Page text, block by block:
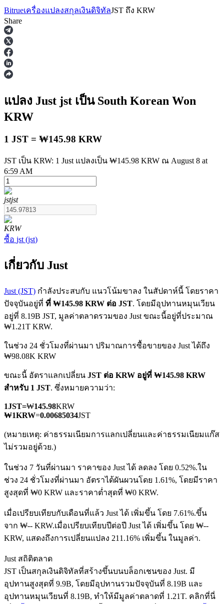
ฟิวเจอร์ส
ฟิวเจอร์ส COIN-M
ฟิวเจอร์สสกุลเงินดิจิทัล
อนุพันธ์ของหุ้น ฟอเร็กซ์ โลหะมีค่า และสินค้าโภคภัณฑ์
ฟิวเจอร์ส USDC
ฟิวเจอร์สที่ใช้ USDC เป็นหลักประกัน
Bitrueเครื่องแปลงสกุลเงินดิจิทัลJST ถึง KRW
Share
แปลง Just jst เป็น South Korean Won
KRW
1 JST = ₩145.98 KRW
JST เป็น KRW: 1 Just แปลงเป็น ₩145.98 KRW ณ August 8 at
6:59 AM
jstjst
KRW
ซื้อ jst (jst)
เกี่ยวกับ Just
Just (JST) กำลังประสบกับ แนวโน้มขาลง ในสัปดาห์นี้ โดยราคา
ปัจจุบันอยู่ที่ ที่ ₩145.98 KRW ต่อ JST. โดยมีอุปทานหมุนเวียน
อยู่ที่ 8.19B JST, มูลค่าตลาดรวมของ Just ขณะนี้อยู่ที่ประมาณ
₩1.21T KRW.
ในช่วง 24 ชั่วโมงที่ผ่านมา ปริมาณการซื้อขายของ Just ได้ถึง
₩98.08K KRW
ขณะนี้ อัตราแลกเปลี่ยน JST ต่อ KRW อยู่ที่ ₩145.98 KRW
สำหรับ 1 JST. ซึ่งหมายความว่า:
1JST=₩145.98KRW
₩1KRW=0.00685034JST
(หมายเหตุ: ค่าธรรมเนียมการแลกเปลี่ยนและค่าธรรมเนียมแก๊ส
ไม่รวมอยู่ด้วย.)
ในช่วง 7 วันที่ผ่านมา ราคาของ Just ได้ ลดลง โดย 0.52%.ใน
ช่วง 24 ชั่วโมงที่ผ่านมา อัตราได้ผันผวนโดย 1.61%, โดยมีราคา
สูงสุดที่ ₩0 KRW และราคาต่ำสุดที่ ₩0 KRW.
เมื่อเปรียบเทียบกับเดือนที่แล้ว Just ได้ เพิ่มขึ้น โดย 7.61%.ขึ้น
จาก ₩-- KRW.เมื่อเปรียบเทียบปีต่อปี Just ได้ เพิ่มขึ้น โดย ₩--
KRW, แสดงถึงการเปลี่ยนแปลง 211.16% เพิ่มขึ้น ในมูลค่า.
Just สถิติตลาด
JST เป็นสกุลเงินดิจิทัลที่สร้างขึ้นบนบล็อกเชนของ Just. มี
อุปทานสูงสุดที่ 9.9B, โดยมีอุปทานรวมปัจจุบันที่ 8.19B และ
อุปทานหมุนเวียนที่ 8.19B, ทำให้มีมูลค่าตลาดที่ 1.21T. คลิกที่นี่